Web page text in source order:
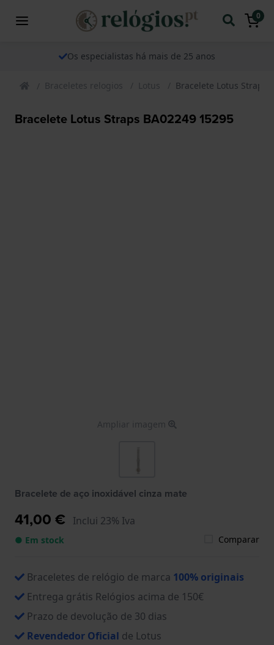
0
Os especialistas há mais de 25 anos
Braceletes relogios Lotus Bracelete Lotus Straps
Bracelete Lotus Straps BA02249 15295
Ampliar imagem
Bracelete de aço inoxidável cinza mate
41,00 € Inclui 23% Iva
● Em stock Comparar
Braceletes de relógio de marca 100% originais
Entrega grátis Relógios acima de 150€
Prazo de devolução de 30 dias
Revendedor Oficial de Lotus